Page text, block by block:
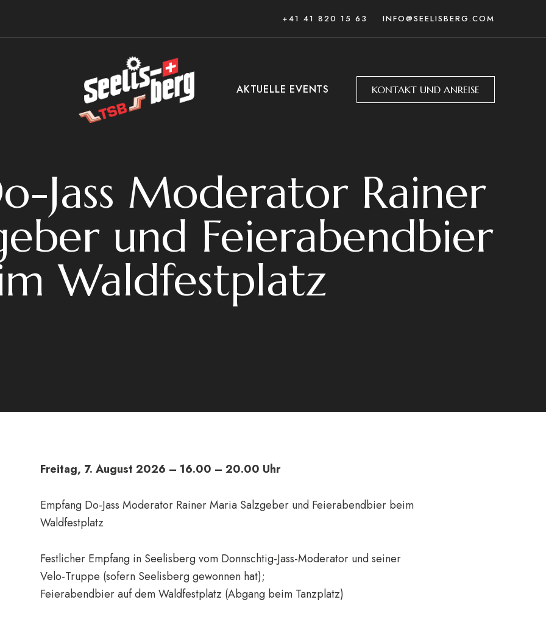
+41 41 820 15 63 INFO@SEELISBERG.COM
AKTUELLE EVENTS KONTAKT UND ANREISE
Jass Moderator Rainer
und Feierabendbier
Waldfestplatz
Freitag, 7. August 2026 – 16.00 – 20.00 Uhr
Empfang Do-Jass Moderator Rainer Maria Salzgeber und Feierabendbier beim
Waldfestplatz
Festlicher Empfang in Seelisberg vom Donnschtig-Jass-Moderator und seiner
Velo-Truppe (sofern Seelisberg gewonnen hat);
Feierabendbier auf dem Waldfestplatz (Abgang beim Tanzplatz)